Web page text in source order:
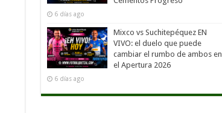
6 días ago
Mixco vs Suchitepéquez EN
VIVO: el duelo que puede
cambiar el rumbo de ambos en
el Apertura 2026
6 días ago